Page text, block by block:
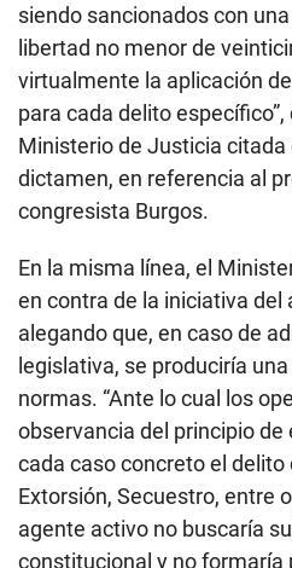
siendo sancionados con
libertad no menor de
virtualmente la aplicación
para cada delito
Ministerio de Justicia citada
dictamen, en referencia al
congresista Burgos.
En la misma línea, el
en contra de la iniciativa del
alegando que, en caso de
legislativa, se produciría
normas. “Ante lo cual los
observancia del principio de
cada caso concreto el delito
Extorsión, Secuestro, entre
agente activo no buscaría
constitucional y no formaría